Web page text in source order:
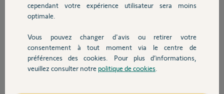
Devis avec un pro
Contact
Vous parlez peut-être du INVISIO 3S io ?
Il faudrait la notice de votre visiophone en PDF, vous pourrez
l'ajouter en retour en cliquent sur "Ajouter un fichier"
Sylvain C. il y a environ 9 ans
cependant votre expérience utilisateur sera moins
optimale.
Vous pouvez changer d'avis ou retirer votre
consentement à tout moment via le centre de
préférences des cookies. Pour plus d’informations,
veuillez consulter notre politique de cookies